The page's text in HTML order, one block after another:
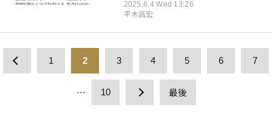
2025.6.4 Wed 13:26
平木昌宏
1 2 3 4 5 6 7
… 10 最後